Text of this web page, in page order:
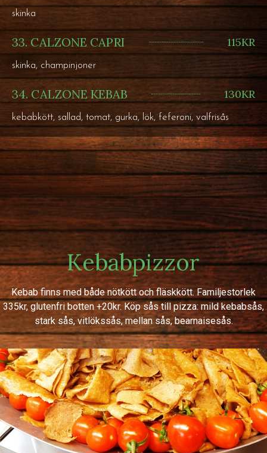
skinka
33. CALZONE CAPRI 115KR
skinka, champinjoner
34. CALZONE KEBAB 130KR
kebabkött, sallad, tomat, gurka, lök, feferoni, valfrisås
Kebabpizzor
Kebab finns med både nötkött och fläskkött. Familjestorlek
335kr, glutenfri botten +20kr. Köp sås till pizza: mild kebabsås,
stark sås, vitlökssås, mellan sås, bearnaisesås.